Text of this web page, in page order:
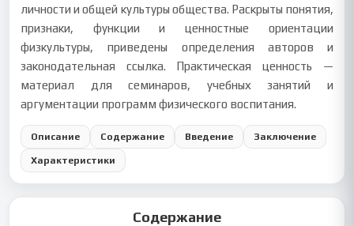
личности и общей культуры общества. Раскрыты понятия,
признаки, функции и ценностные ориентации
физкультуры, приведены определения авторов и
законодательная ссылка. Практическая ценность —
материал для семинаров, учебных занятий и
аргументации программ физического воспитания.
Описание Содержание Введение Заключение
Характеристики
Содержание